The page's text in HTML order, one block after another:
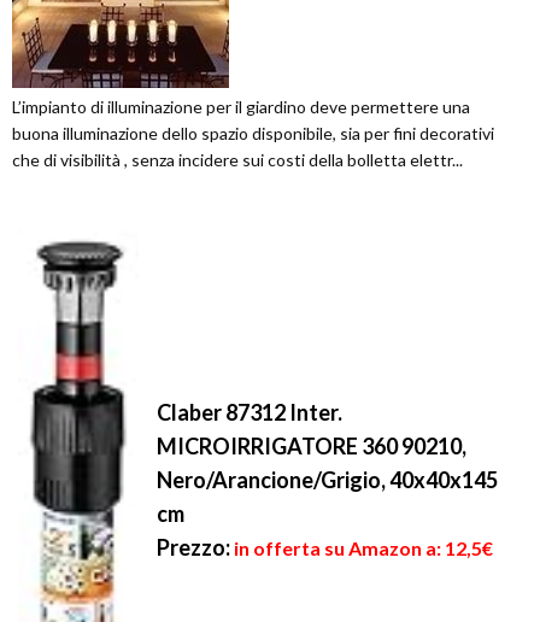
L’impianto di illuminazione per il giardino deve permettere una
buona illuminazione dello spazio disponibile, sia per fini decorativi
che di visibilità , senza incidere sui costi della bolletta elettr...
Claber 87312 Inter.
MICROIRRIGATORE 360 90210,
Nero/Arancione/Grigio, 40x40x145
cm
Prezzo: in offerta su Amazon a: 12,5€